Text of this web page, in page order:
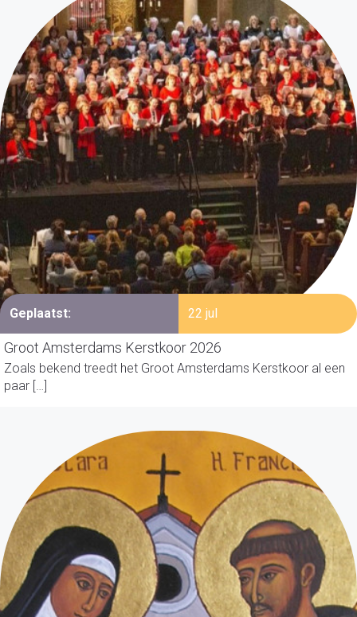
Geplaatst: 22 jul
Groot Amsterdams Kerstkoor 2026
Zoals bekend treedt het Groot Amsterdams Kerstkoor al een
paar […]